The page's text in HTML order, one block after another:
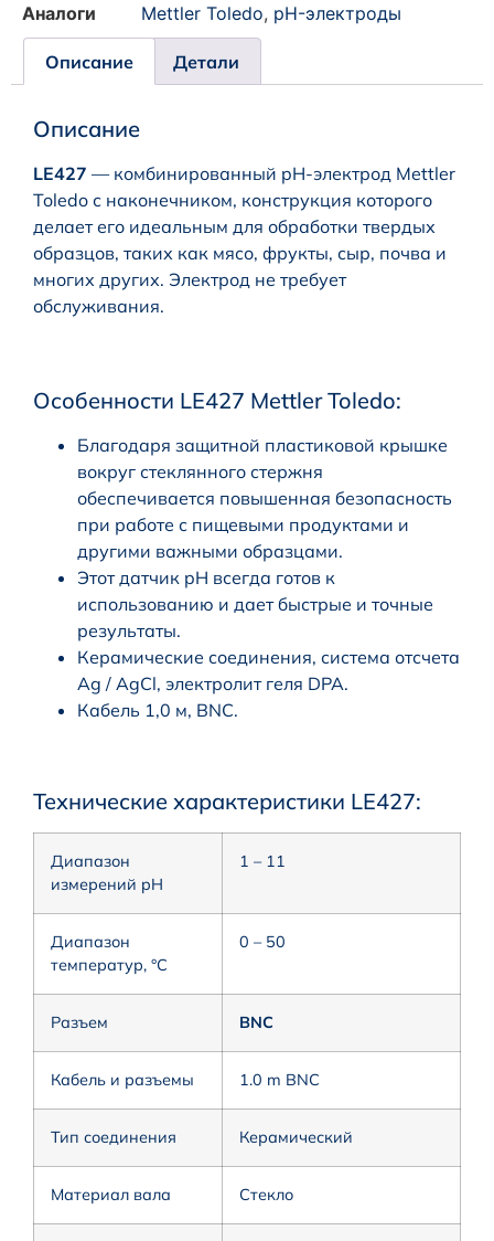
Аналоги
Mettler Toledo, pH-электроды
Описание Детали
Описание
LE427 — комбинированный pH-электрод Mettler
Toledo с наконечником, конструкция которого
делает его идеальным для обработки твердых
образцов, таких как мясо, фрукты, сыр, почва и
многих других. Электрод не требует
обслуживания.
Особенности LE427 Mettler Toledo:
Благодаря защитной пластиковой крышке
вокруг стеклянного стержня
обеспечивается повышенная безопасность
при работе с пищевыми продуктами и
другими важными образцами.
Этот датчик pH всегда готов к
использованию и дает быстрые и точные
результаты.
Керамические соединения, система отсчета
Ag / AgCl, электролит геля DPA.
Кабель 1,0 м, BNC.
Технические характеристики LE427:
Диапазон
измерений pH
1 – 11
Диапазон
температур, °C
0 – 50
Разъем BNC
Кабель и разъемы 1.0 m BNC
Тип соединения Керамический
Материал вала Стекло